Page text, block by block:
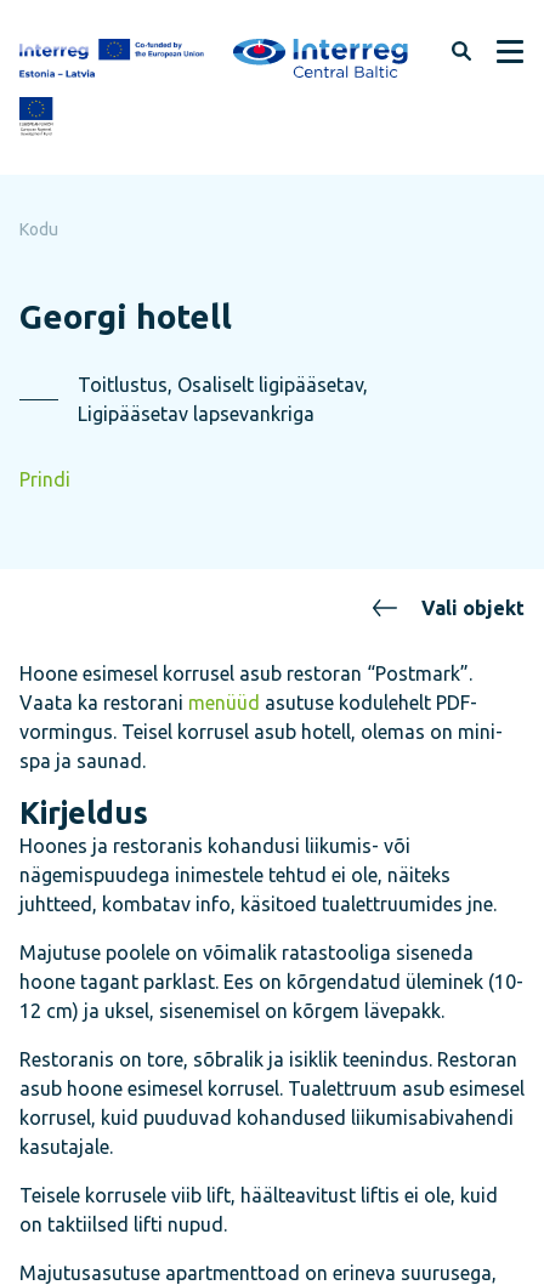
lehe
sisu
vahele
Kodu
Georgi hotell
Toitlustus, Osaliselt ligipääsetav,
Ligipääsetav lapsevankriga
Prindi
Vali objekt
Hoone esimesel korrusel asub restoran “Postmark”.
Vaata ka restorani menüüd asutuse kodulehelt PDF-
vormingus. Teisel korrusel asub hotell, olemas on mini-
spa ja saunad.
Kirjeldus
Hoones ja restoranis kohandusi liikumis- või
nägemispuudega inimestele tehtud ei ole, näiteks
juhtteed, kombatav info, käsitoed tualettruumides jne.
Majutuse poolele on võimalik ratastooliga siseneda
hoone tagant parklast. Ees on kõrgendatud üleminek (10-
12 cm) ja uksel, sisenemisel on kõrgem lävepakk.
Restoranis on tore, sõbralik ja isiklik teenindus. Restoran
asub hoone esimesel korrusel. Tualettruum asub esimesel
korrusel, kuid puuduvad kohandused liikumisabivahendi
kasutajale.
Teisele korrusele viib lift, häälteavitust liftis ei ole, kuid
on taktiilsed lifti nupud.
Majutusasutuse apartmenttoad on erineva suurusega,